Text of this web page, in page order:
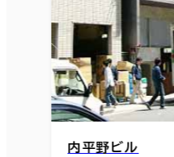
内平野ビル